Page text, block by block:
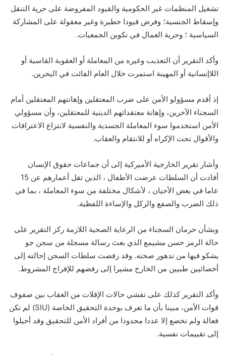
تشغيل المنظمات غير الحكومية والقيود المفروضة على حرية التنقل
وإسقاط الجنسية؛ وفرض قيودا خطيرة وغير معقولة على المشاركة
السياسية ؛ وحرية العمال في تكوين الجمعيات.
وأكد التقرير أن التعذيب وغيره من المعاملة أو العقوبة القاسية أو
اللاإنسانية أو المهينة استمرت خلال العام الفائت في البحرين.
إذ أقدم مسؤولو الأمن على ضرب المعتقلين وإهانتهم المعتقلين أمام
السجناء الآخرين، وإهانة معتقداتهم الدينية للمعتقلين، وأن مسؤولي
الأمن استخدموا سوء المعاملة الجسدية والنفسية لانتزاع الاعترافات
والأقوال تحت الإكراه أو للانتقام والعقاب.
وأشار تقرير الخارجية الأميركية إلى أن جماعات حقوق الإنسان
أفادت أن السلطات عرضت الأطفال ، الذين تقل أعمارهم عن 15
عاما في بعض الأحيان ، لأشكال مختلفة من سوء المعاملة ، بما في
ذلك الضرب والصفع والركل والإساءة اللفظية.
وبشأن حرمان السجناء من الرعاية الصحية اللازمة ركز التقرير على
حالة الرمز حسن مشيمع الذي بعث رسالة مسجلة من سجن جو
يشكو فيها من تدهور صحته. وقد رفضت سلطات السجن إحالته إلى
أخصائيين طبيين من الخارج مشيرا إلى رفضهم للإفراج المشروط.
وأكد التقرير كذلك على تفشي حالات الإفلات من العقاب بين صفوف
قوات الأمن، مبينا بأن ما تعرف بوحدة التحقيق الخاصة (SIU) لم تكن
فعالة ولم تخضع إلا عددا محدودا من أفراد الأمن للتحقيق وقد أحيلوا
إلى تقييمات نفسية.